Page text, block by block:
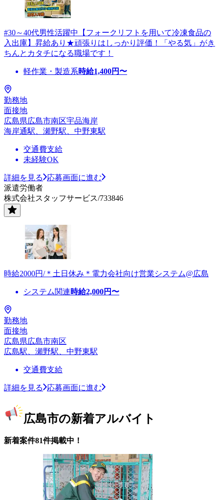
#30～40代男性活躍中【フォークリフトを用いて冷凍食品の
入出庫】昇給あり★頑張りはしっかり評価！「やる気」がき
ちんとカタチになる職場です！
軽作業・製造系時給1,400円〜
勤務地
面接地
広島県広島市南区宇品海岸
海岸通駅、瀬野駅、中野東駅
交通費支給
未経験OK
詳細を見る
応募画面に進む
派遣労働者
株式会社スタッフサービス/733846
時給2000円/＊土日休み＊電力会社向け営業システム@広島
システム関連時給2,000円〜
勤務地
面接地
広島県広島市南区
広島駅、瀬野駅、中野東駅
交通費支給
詳細を見る 応募画面に進む
広島市の新着アルバイト
新着案件81件掲載中！